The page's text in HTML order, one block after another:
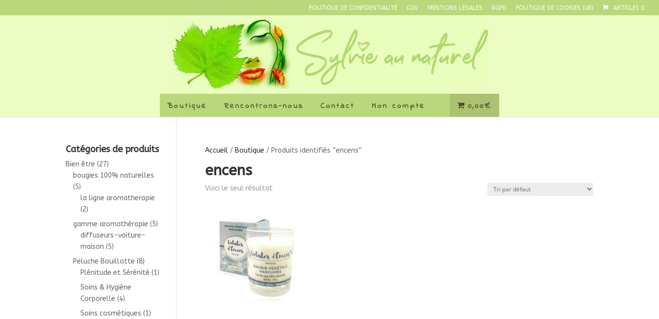
POLITIQUE DE CONFIDENTIALITÉ CGV MENTIONS LÉGALES RGPD POLITIQUE DE COOKIES (UE) ARTICLES 0
Boutique Rencontrons-nous Contact Mon compte 0,00€
Accueil/ Boutique / Produits identifiés “encens”
encens
Voici le seul résultat
Catégories de produits
Bien être (27)
bougies 100% naturelles
(5)
la ligne aromatherapie
(2)
gamme aromathérapie (5)
diffuseurs-voiture-
maison (5)
Peluche Bouillotte (8)
Plénitude et Sérénité (1)
Soins & Hygiène
Corporelle (4)
Soins cosmétiques (1)